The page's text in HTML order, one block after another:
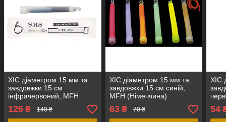
ХІС діаметром 15 мм та
завдовжки 15 см
інфрачервоний, MFH
(Німеччина)
126 ₴ 140 ₴
ХІС діаметром 15 мм та
завдовжки 15 см синій,
MFH (Німеччина)
63₴ 70 ₴
ХІС
54